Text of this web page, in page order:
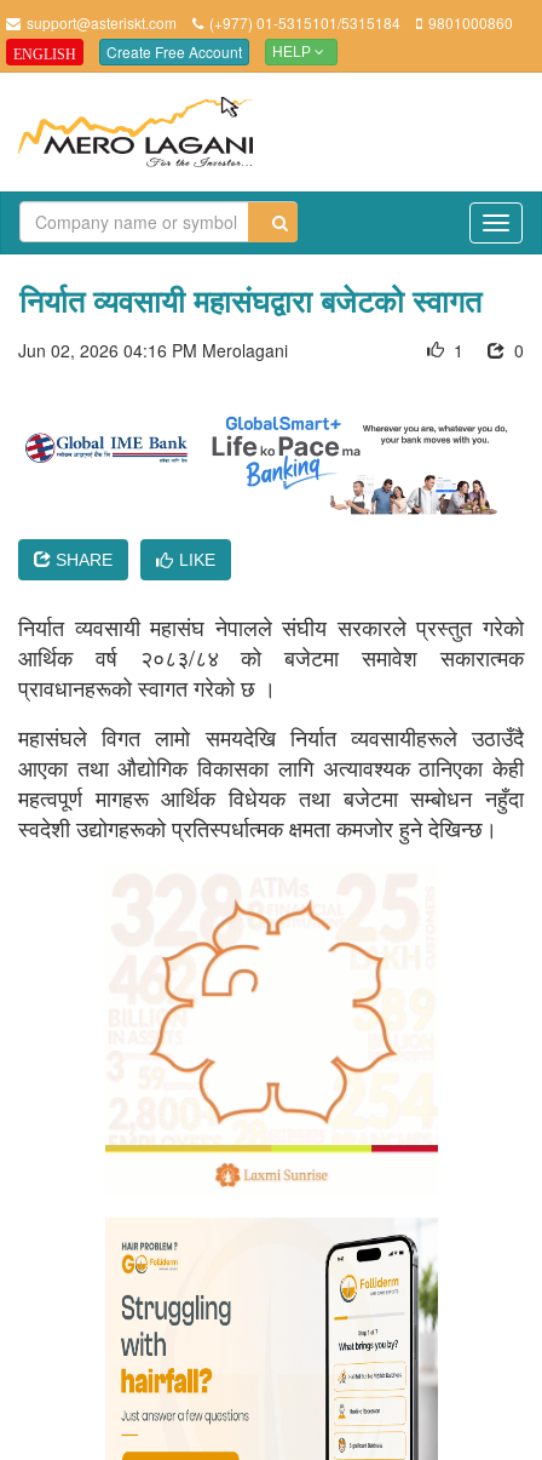
support@asteriskt.com (+977) 01-5315101/5315184 9801000860
ENGLISH Create Free Account HELP
निर्यात व्यवसायी महासंघद्वारा बजेटको स्वागत
Jun 02, 2026 04:16 PM Merolagani 0
1
SHARE LIKE
निर्यात व्यवसायी महासंघ नेपालले संघीय सरकारले प्रस्तुत गरेको
आर्थिक वर्ष २०८३/८४ को बजेटमा समावेश सकारात्मक
प्रावधानहरूको स्वागत गरेको छ ।
महासंघले विगत लामो समयदेखि निर्यात व्यवसायीहरूले उठाउँदै
आएका तथा औद्योगिक विकासका लागि अत्यावश्यक ठानिएका केही
महत्वपूर्ण मागहरू आर्थिक विधेयक तथा बजेटमा सम्बोधन नहुँदा
स्वदेशी उद्योगहरूको प्रतिस्पर्धात्मक क्षमता कमजोर हुने देखिन्छ।